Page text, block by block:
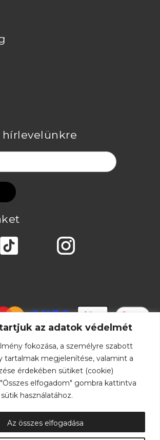
az adatok védelmét
fokozása, a személyre szabott
tartalmak megjelenítése, valamint a
érdekében sütiket (cookie)
elfogadom" gombra kattintva
használatához.
Az összes elfogadása
hírlevelünkre